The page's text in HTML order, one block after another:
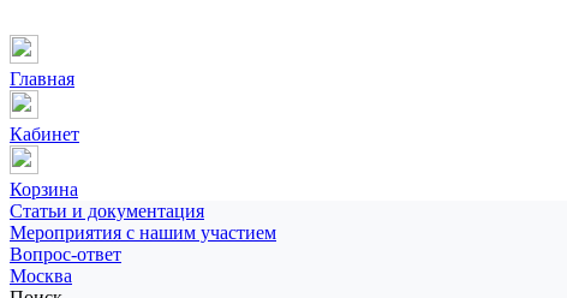
Главная
Кабинет
Корзина
Статьи и документация
Мероприятия с нашим участием
Вопрос-ответ
Москва